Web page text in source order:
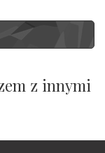
z innymi